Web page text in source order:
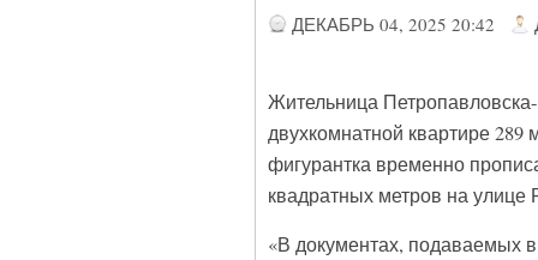
ДЕКАБРЬ 04, 2025 20:42
Жительница
двухкомнатной квартире
фигурантка временно
квадратных метров на улице
«В документах, подаваемых